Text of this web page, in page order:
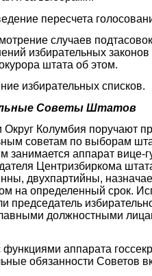
пересчета
случаев
избирательных
штата об этом.
избирательных списков.
Советы Штатов
Округ Колумбия поручают
советам по выборам
занимается аппарат вице-
Центризбиркома
двухпартийны,
на определенный срок.
председатель
должностными
аппарата
обязанности Советов